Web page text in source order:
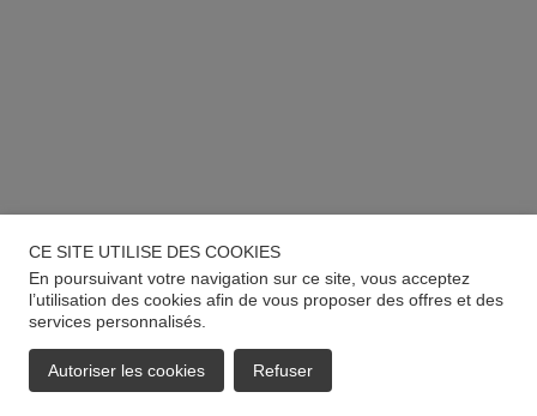
CE SITE UTILISE DES COOKIES
En poursuivant votre navigation sur ce site, vous acceptez
l’utilisation des cookies afin de vous proposer des offres et des
services personnalisés.
Autoriser les cookies Refuser